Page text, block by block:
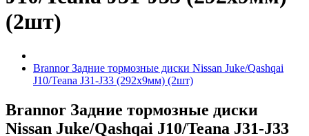
(2шт)
Brannor Задние тормозные диски Nissan Juke/Qashqai
J10/Teana J31-J33 (292x9мм) (2шт)
Brannor Задние тормозные диски
Nissan Juke/Qashqai J10/Teana J31-J33